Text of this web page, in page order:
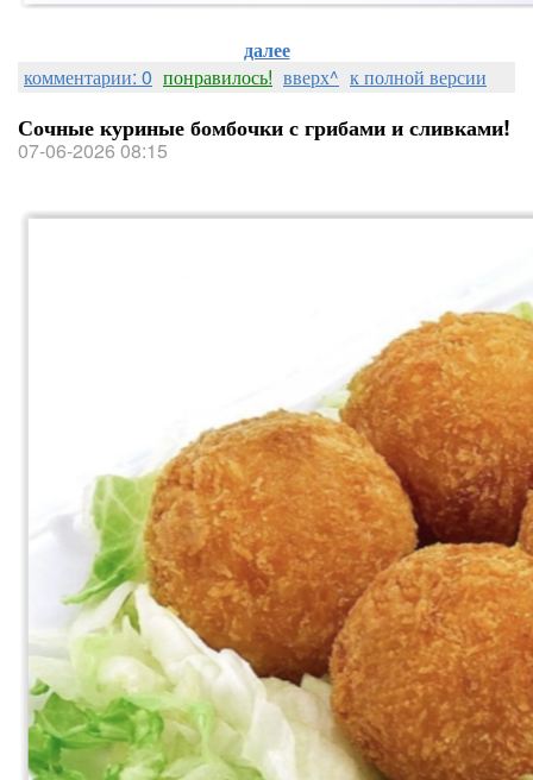
далее
комментарии: 0 понравилось! вверх^ к полной версии
Сочные куриные бомбочки с грибами и сливками!
07-06-2026 08:15